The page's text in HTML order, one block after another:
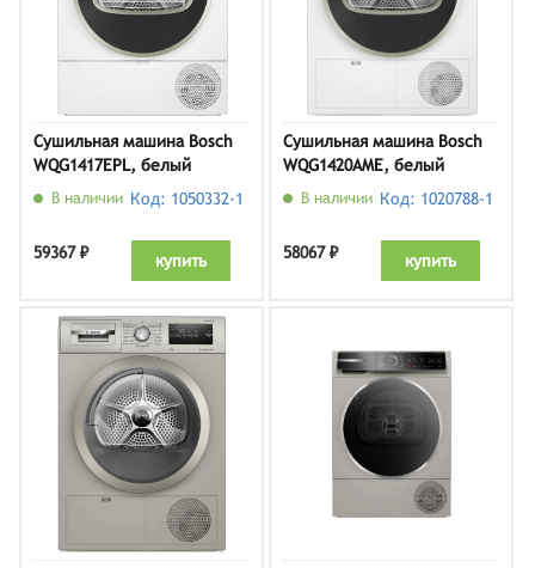
Сушильная машина Bosch
WQG1417EPL, белый
В наличии Код: 1050332-1
59367 ₽ купить
Сушильная машина Bosch
WQG1420AME, белый
В наличии Код: 1020788-1
58067 ₽ купить